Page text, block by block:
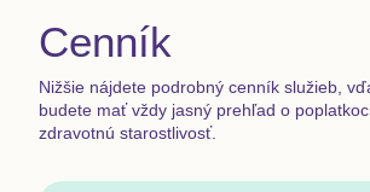
Cenník
Nižšie nájdete podrobný cenník služieb,
budete mať vždy jasný prehľad o
zdravotnú starostlivosť.